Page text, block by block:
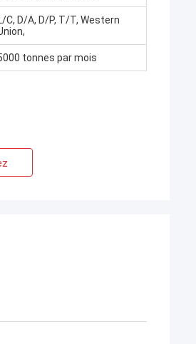
C, D/A, D/P, T/T, Western
tonnes par mois